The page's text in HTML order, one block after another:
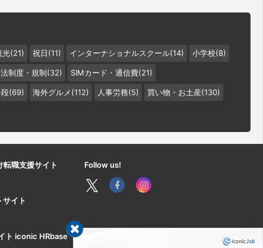
光(21) 祝日(11) インターナショナルスクール(14) 小学校(8)
法制度・規制(32) SIMカード・通信費(21)
段(69) 海外グルメ(112) 人事労務(5) 買い物・お土産(130)
転職支援サイト
サイト
ト iconic HRbase
Follow us!